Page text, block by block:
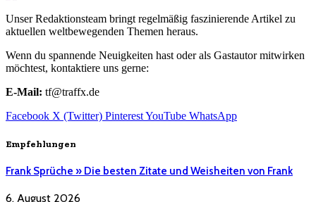
Unser Redaktionsteam bringt regelmäßig faszinierende Artikel zu
aktuellen weltbewegenden Themen heraus.
Wenn du spannende Neuigkeiten hast oder als Gastautor mitwirken
möchtest, kontaktiere uns gerne:
E-Mail: tf@traffx.de
Facebook X (Twitter) PinterestYouTube WhatsApp
Empfehlungen
Frank Sprüche » Die besten Zitate und Weisheiten von Frank
6. August 2026